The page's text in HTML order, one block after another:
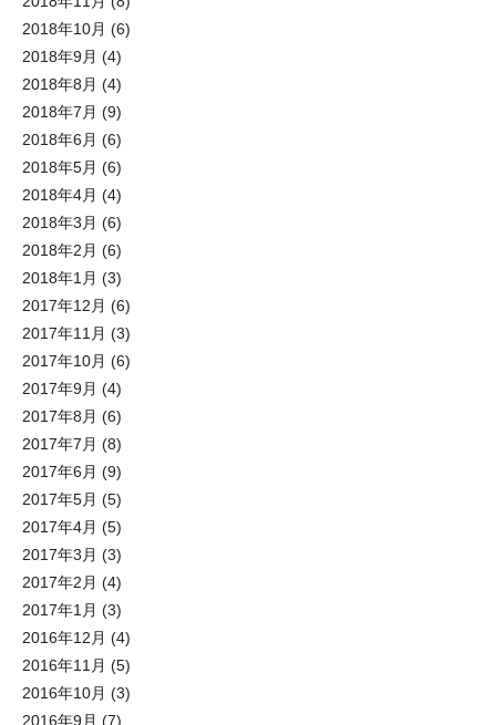
2018年10月 (6)
2018年9月 (4)
2018年8月 (4)
2018年7月 (9)
2018年6月 (6)
2018年5月 (6)
2018年4月 (4)
2018年3月 (6)
2018年2月 (6)
2018年1月 (3)
2017年12月 (6)
2017年11月 (3)
2017年10月 (6)
2017年9月 (4)
2017年8月 (6)
2017年7月 (8)
2017年6月 (9)
2017年5月 (5)
2017年4月 (5)
2017年3月 (3)
2017年2月 (4)
2017年1月 (3)
2016年12月 (4)
2016年11月 (5)
2016年10月 (3)
2016年9月 (7)